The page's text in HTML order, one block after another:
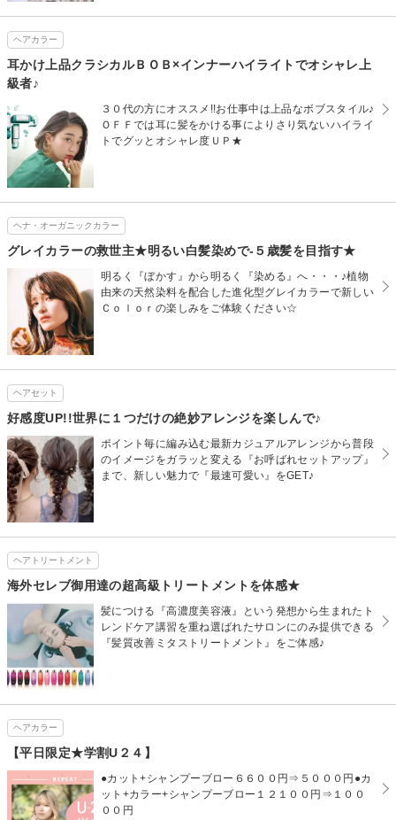
ヘアカラー
耳かけ上品クラシカルＢＯＢ×インナーハイライトでオシャレ上
級者♪
３０代の方にオススメ!!お仕事中は上品なボブスタイル♪
ＯＦＦでは耳に髪をかける事によりさり気ないハイライ
トでグッとオシャレ度ＵＰ★
ヘナ・オーガニックカラー
グレイカラーの救世主★明るい白髪染めで-５歳髪を目指す★
明るく『ぼかす』から明るく『染める』へ・・・♪植物
由来の天然染料を配合した進化型グレイカラーで新しい
Ｃｏｌｏｒの楽しみをご体験ください☆
ヘアセット
好感度UP!!世界に１つだけの絶妙アレンジを楽しんで♪
ポイント毎に編み込む最新カジュアルアレンジから普段
のイメージをガラッと変える『お呼ばれセットアップ』
まで、新しい魅力で『最速可愛い』をGET♪
ヘアトリートメント
海外セレブ御用達の超高級トリートメントを体感★
髪につける『高濃度美容液』という発想から生まれたト
レンドケア講習を重ね選ばれたサロンにのみ提供できる
『髪質改善ミタストリートメント』をご体感♪
ヘアカラー
【平日限定★学割U２４】
●カット+シャンプーブロー６６００円⇒５０００円●カ
ット+カラー+シャンプーブロー１２１００円⇒１００
００円